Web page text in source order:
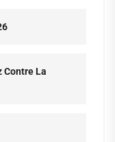
Contre La